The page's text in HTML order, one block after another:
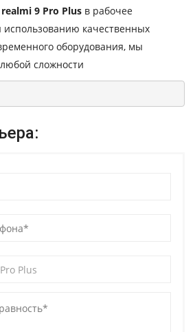
realmi 9 Pro Plus в рабочее
использованию качественных
оборудования, мы
сложности